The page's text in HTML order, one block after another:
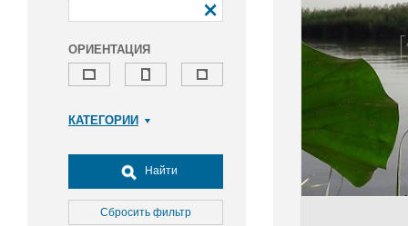
ОРИЕНТАЦИЯ
КАТЕГОРИИ
Досуг, туризм и отдых
Культура
Медицина
Найти
Сбросить фильтр